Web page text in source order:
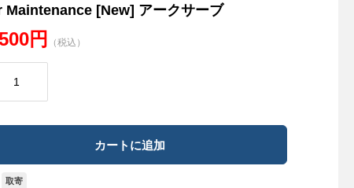
Maintenance [New] アークサーブ
円 （税込）
取寄